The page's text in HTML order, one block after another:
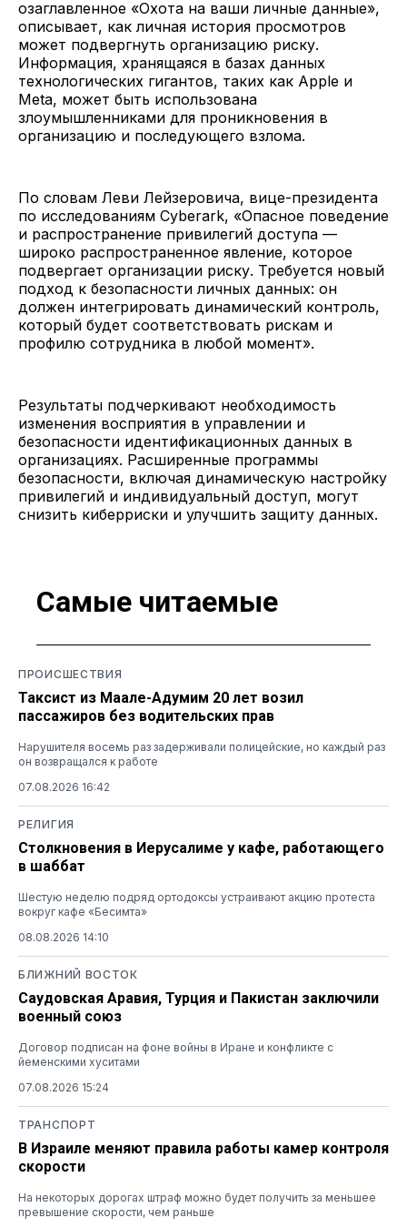
озаглавленное «Охота на ваши личные данные»,
описывает, как личная история просмотров
может подвергнуть организацию риску.
Информация, хранящаяся в базах данных
технологических гигантов, таких как Apple и
Meta, может быть использована
злоумышленниками для проникновения в
организацию и последующего взлома.
По словам Леви Лейзеровича, вице-президента
по исследованиям Cyberark, «Опасное поведение
и распространение привилегий доступа —
широко распространенное явление, которое
подвергает организации риску. Требуется новый
подход к безопасности личных данных: он
должен интегрировать динамический контроль,
который будет соответствовать рискам и
профилю сотрудника в любой момент».
Результаты подчеркивают необходимость
изменения восприятия в управлении и
безопасности идентификационных данных в
организациях. Расширенные программы
безопасности, включая динамическую настройку
привилегий и индивидуальный доступ, могут
снизить киберриски и улучшить защиту данных.
Самые читаемые
ПРОИСШЕСТВИЯ
Таксист из Маале-Адумим 20 лет возил
пассажиров без водительских прав
Нарушителя восемь раз задерживали полицейские, но каждый раз
он возвращался к работе
07.08.2026 16:42
РЕЛИГИЯ
Столкновения в Иерусалиме у кафе, работающего
в шаббат
Шестую неделю подряд ортодоксы устраивают акцию протеста
вокруг кафе «Бесимта»
08.08.2026 14:10
БЛИЖНИЙ ВОСТОК
Саудовская Аравия, Турция и Пакистан заключили
военный союз
Договор подписан на фоне войны в Иране и конфликте с
йеменскими хуситами
07.08.2026 15:24
ТРАНСПОРТ
В Израиле меняют правила работы камер контроля
скорости
На некоторых дорогах штраф можно будет получить за меньшее
превышение скорости, чем раньше